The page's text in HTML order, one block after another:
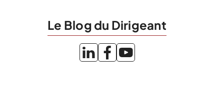
Le Blog du Dirigeant